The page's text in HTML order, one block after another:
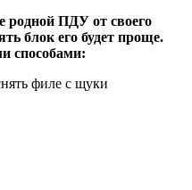
родной ПДУ от своего
блок его будет проще.
способами:
филе с щуки